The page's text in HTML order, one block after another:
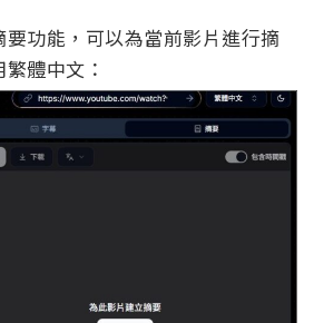
功能，可以為當前影片進行摘
體中文：